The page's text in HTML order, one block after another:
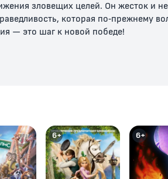
зловещих целей. Он жесток и
которая по-прежнему
— это шаг к новой победе!
6+ 6+